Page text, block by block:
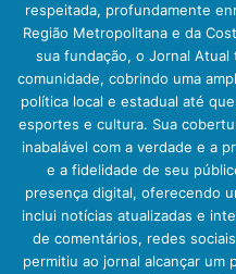
respeitada, profundamente
Região Metropolitana e da
sua fundação, o Jornal
comunidade, cobrindo uma
política local e estadual até
esportes e cultura. Sua
inabalável com a verdade e a
e a fidelidade de seu
presença digital, oferecendo
inclui notícias atualizadas e
de comentários, redes
permitiu ao jornal alcançar um